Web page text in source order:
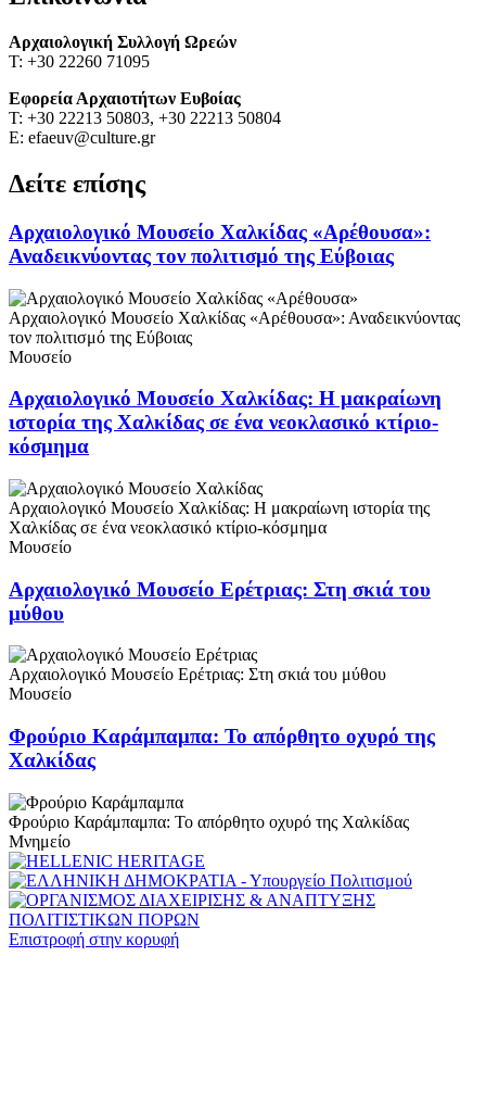
Αρχαιολογική Συλλογή Ωρεών
T: +30 22260 71095
Εφορεία Αρχαιοτήτων Ευβοίας
T: +30 22213 50803, +30 22213 50804
E: efaeuv@culture.gr
Δείτε επίσης
Αρχαιολογικό Μουσείο Χαλκίδας «Αρέθουσα»:
Αναδεικνύοντας τον πολιτισμό της Εύβοιας
Αρχαιολογικό Μουσείο Χαλκίδας «Αρέθουσα»: Αναδεικνύοντας
τον πολιτισμό της Εύβοιας
Μουσείο
Αρχαιολογικό Μουσείο Χαλκίδας: Η μακραίωνη
ιστορία της Χαλκίδας σε ένα νεοκλασικό κτίριο-
κόσμημα
Αρχαιολογικό Μουσείο Χαλκίδας: Η μακραίωνη ιστορία της
Χαλκίδας σε ένα νεοκλασικό κτίριο-κόσμημα
Μουσείο
Αρχαιολογικό Μουσείο Ερέτριας: Στη σκιά του
μύθου
Αρχαιολογικό Μουσείο Ερέτριας: Στη σκιά του μύθου
Μουσείο
Φρούριο Καράμπαμπα: Το απόρθητο οχυρό της
Χαλκίδας
Φρούριο Καράμπαμπα: Το απόρθητο οχυρό της Χαλκίδας
Μνημείο
Επιστροφή στην κορυφή